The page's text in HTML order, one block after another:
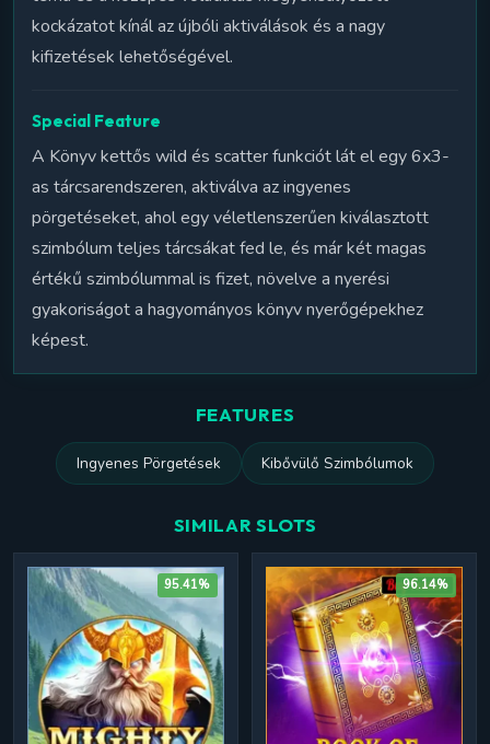
kockázatot kínál az újbóli aktiválások és a nagy
kifizetések lehetőségével.
Special Feature
A Könyv kettős wild és scatter funkciót lát el egy 6x3-
as tárcsarendszeren, aktiválva az ingyenes
pörgetéseket, ahol egy véletlenszerűen kiválasztott
szimbólum teljes tárcsákat fed le, és már két magas
értékű szimbólummal is fizet, növelve a nyerési
gyakoriságot a hagyományos könyv nyerőgépekhez
képest.
FEATURES
Ingyenes Pörgetések Kibővülő Szimbólumok
SIMILAR SLOTS
95.41% 96.14%